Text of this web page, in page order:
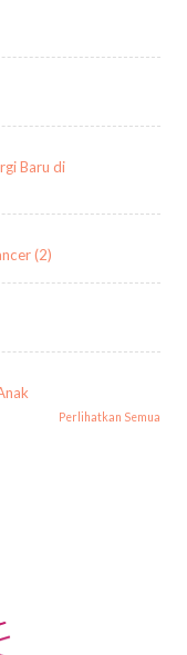
Baru di
(2)
Perlihatkan Semua